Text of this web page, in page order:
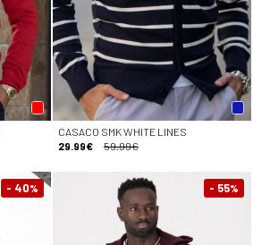
CASACO SMK WHITE LINES
29.99€
59.99€
- 40% - 55%